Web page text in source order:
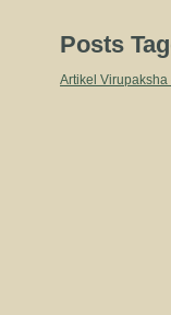
Posts
Artikel Virupaksha